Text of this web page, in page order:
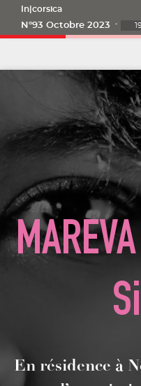
In|corsica
N°93 Octobre 2023
MAREVA
S
En résidence à